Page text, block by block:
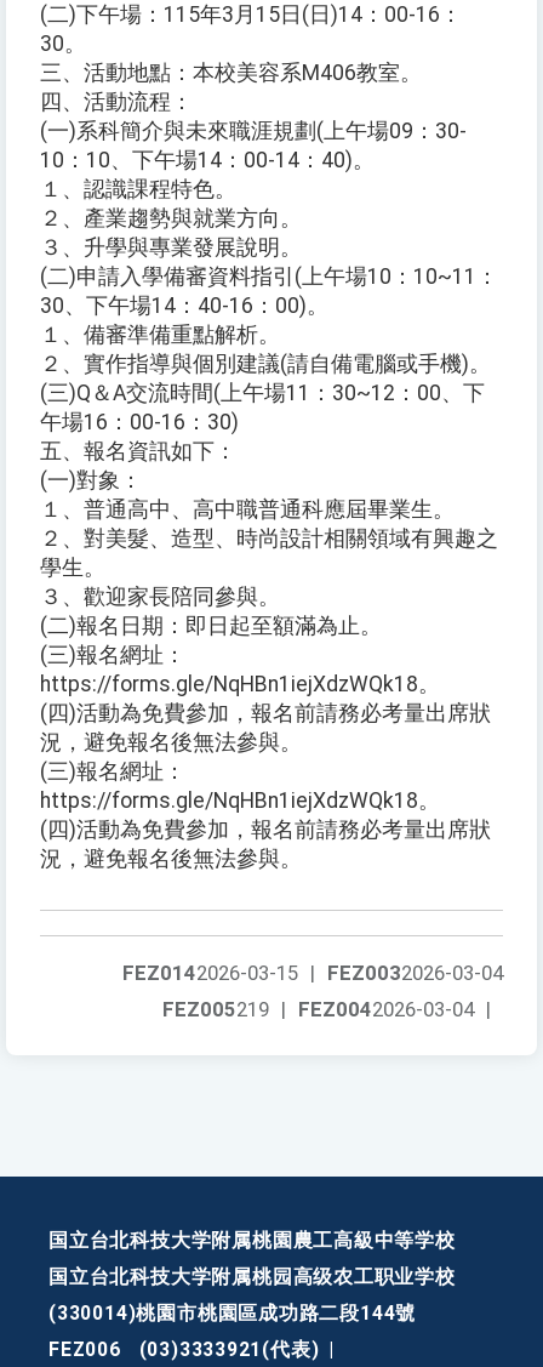
(二)下午場：115年3月15日(日)14：00-16：
30。
三、活動地點：本校美容系M406教室。
四、活動流程：
(一)系科簡介與未來職涯規劃(上午場09：30-
10：10、下午場14：00-14：40)。
１、認識課程特色。
２、產業趨勢與就業方向。
３、升學與專業發展說明。
(二)申請入學備審資料指引(上午場10：10~11：
30、下午場14：40-16：00)。
１、備審準備重點解析。
２、實作指導與個別建議(請自備電腦或手機)。
(三)Q＆A交流時間(上午場11：30~12：00、下
午場16：00-16：30)
五、報名資訊如下：
(一)對象：
１、普通高中、高中職普通科應屆畢業生。
２、對美髮、造型、時尚設計相關領域有興趣之
學生。
３、歡迎家長陪同參與。
(二)報名日期：即日起至額滿為止。
(三)報名網址：
https://forms.gle/NqHBn1iejXdzWQk18。
(四)活動為免費參加，報名前請務必考量出席狀
況，避免報名後無法參與。
(三)報名網址：
https://forms.gle/NqHBn1iejXdzWQk18。
(四)活動為免費參加，報名前請務必考量出席狀
況，避免報名後無法參與。
FEZ0032026-03-04
FEZ0142026-03-15 |
FEZ0042026-03-04 |
FEZ005219 |
国立台北科技大学附属桃園農工高級中等学校
国立台北科技大学附属桃园高级农工职业学校
(330014)桃園市桃園區成功路二段144號
FEZ006
(03)3333921(代表)